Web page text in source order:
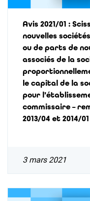
Avis 2021/01 :
nouvelles
ou de parts de
associés de la
le capital de la
pour
commissaire –
2013/04 et 2014/01
3 mars 2021